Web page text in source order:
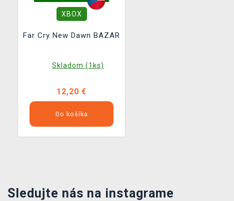
XBOX
Far Cry New Dawn BAZAR
Skladom (1ks)
12,20 €
Do košíka
Sledujte nás na instagrame